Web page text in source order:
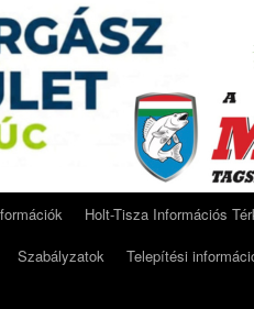
Holt-Tisza Információs
Szabályzatok
Telepítési